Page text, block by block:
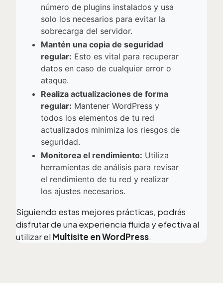
número de plugins instalados y usa
solo los necesarios para evitar la
sobrecarga del servidor.
Mantén una copia de seguridad
regular: Esto es vital para recuperar
datos en caso de cualquier error o
ataque.
Realiza actualizaciones de forma
regular: Mantener WordPress y
todos los elementos de tu red
actualizados minimiza los riesgos de
seguridad.
Monitorea el rendimiento: Utiliza
herramientas de análisis para revisar
el rendimiento de tu red y realizar
los ajustes necesarios.
Siguiendo estas mejores prácticas, podrás
disfrutar de una experiencia fluida y efectiva al
utilizar el Multisite en WordPress.